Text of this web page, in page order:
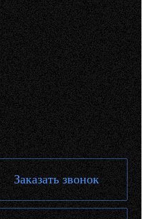
Заказать звонок